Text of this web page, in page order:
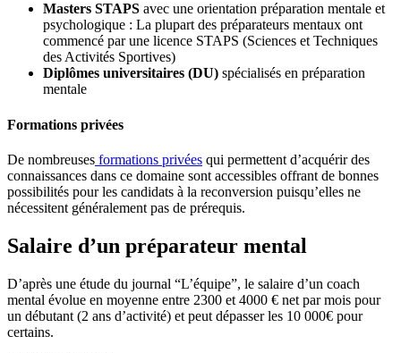
Masters STAPS avec une orientation préparation mentale et
psychologique : La plupart des préparateurs mentaux ont
commencé par une licence STAPS (Sciences et Techniques
des Activités Sportives)
Diplômes universitaires (DU) spécialisés en préparation
mentale
Formations privées
De nombreuses formations privées qui permettent d’acquérir des
connaissances dans ce domaine sont accessibles offrant de bonnes
possibilités pour les candidats à la reconversion puisqu’elles ne
nécessitent généralement pas de prérequis.
Salaire d’un préparateur mental
D’après une étude du journal “L’équipe”, le salaire d’un coach
mental évolue en moyenne entre 2300 et 4000 € net par mois pour
un débutant (2 ans d’activité) et peut dépasser les 10 000€ pour
certains.